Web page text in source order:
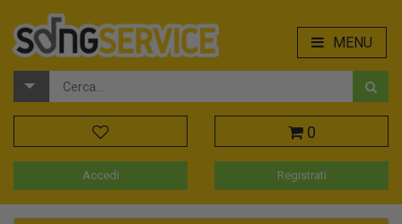
MENU
0
Accedi Registrati